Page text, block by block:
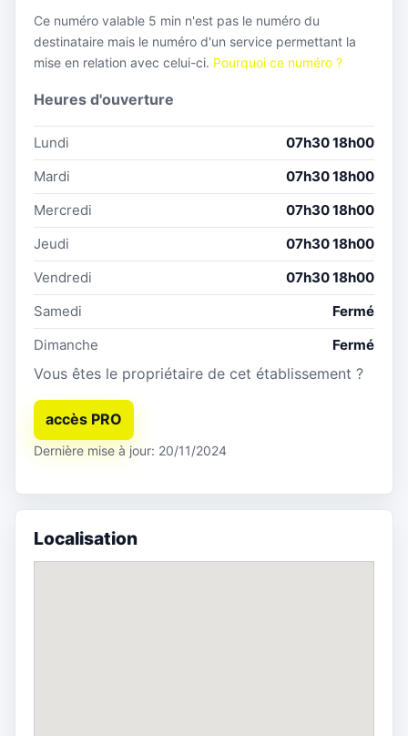
Ce numéro valable 5 min n'est pas le numéro du
destinataire mais le numéro d'un service permettant la
mise en relation avec celui-ci. Pourquoi ce numéro ?
Heures d'ouverture
Lundi
07h30 18h00
Mardi
07h30 18h00
Mercredi
07h30 18h00
Jeudi
07h30 18h00
Vendredi
07h30 18h00
Samedi
Fermé
Dimanche
Fermé
Vous êtes le propriétaire de cet établissement ?
accès PRO
Dernière mise à jour: 20/11/2024
Localisation